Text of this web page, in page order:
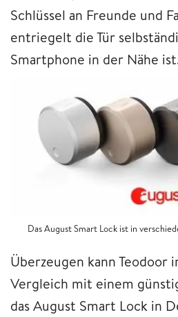
Schlüssel an Freunde und
entriegelt die Tür
Smartphone in der Nähe
Das August Smart Lock ist in
Überzeugen kann Teodoor
Vergleich mit einem
das August Smart Lock in